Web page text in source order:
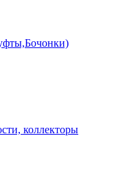
коллекторы